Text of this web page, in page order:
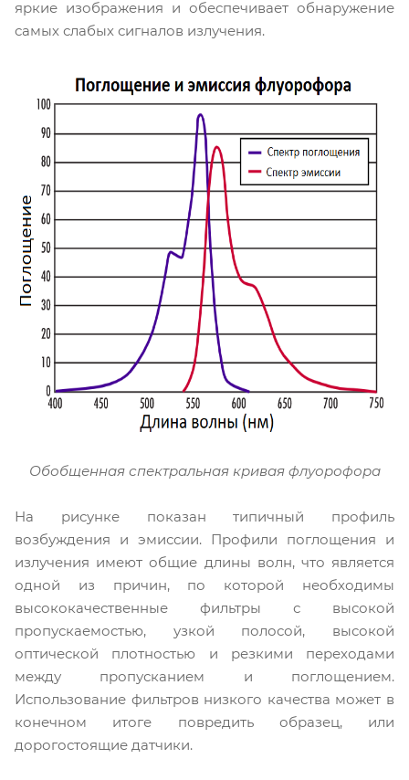
яркие изображения и обеспечивает обнаружение
самых слабых сигналов излучения.
Обобщенная спектральная кривая флуорофора
На рисунке показан типичный профиль
возбуждения и эмиссии. Профили поглощения и
излучения имеют общие длины волн, что является
одной из причин, по которой необходимы
высококачественные фильтры с высокой
пропускаемостью, узкой полосой, высокой
оптической плотностью и резкими переходами
между пропусканием и поглощением.
Использование фильтров низкого качества может в
конечном итоге повредить образец, или
дорогостоящие датчики.